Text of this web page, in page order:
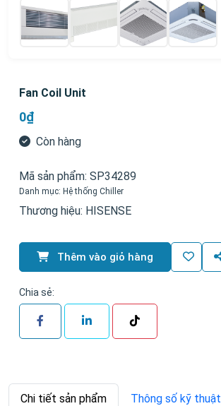
Fan Coil Unit
0₫
Còn hàng
Mã sản phẩm: SP34289
Danh mục: Hệ thống Chiller
Thương hiệu: HISENSE
Thêm vào giỏ hàng
Chia sẻ:
Chi tiết sản phẩm Thông số kỹ thuật